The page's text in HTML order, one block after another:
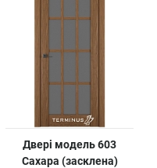
Двері модель 603
Сахара (засклена)